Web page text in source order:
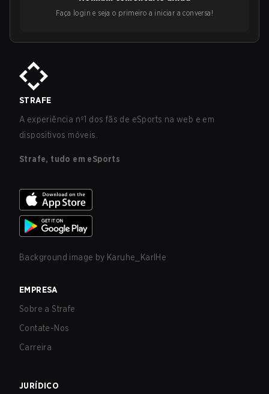
Faça login e seja o primeiro a iniciar a conversa!
STRAFE
A experiência nº1 dos fãs de eSports na web e em
dispositivos móveis.
Strafe, tudo em eSports
Background image by Karuhe_KarlHe
EMPRESA
Sobre a Strafe
Contate-Nos
Carreira
JURÍDICO